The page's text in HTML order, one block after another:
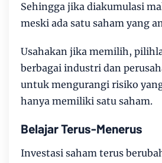
Sehingga jika diakumulasi
meski ada satu saham yang
Usahakan jika memilih,
berbagai industri dan
untuk mengurangi risiko
hanya memiliki satu saham.
Belajar Terus-Menerus
Investasi saham terus